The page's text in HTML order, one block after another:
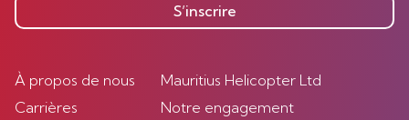
S’inscrire
À propos de nous
Carrières
Mauritius Helicopter Ltd
Notre engagement